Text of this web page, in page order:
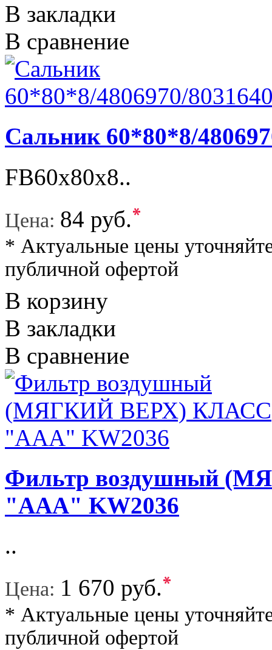
В закладки
В сравнение
Сальник 60*80*8/
FB60х80х8..
Цена: 84 руб.*
* Актуальные цены
публичной офертой
В корзину
В закладки
В сравнение
Фильтр воздушный
"ААА" KW2036
..
Цена: 1 670 руб.*
* Актуальные цены
публичной офертой